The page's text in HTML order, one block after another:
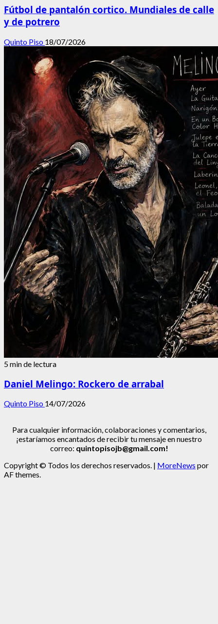
Fútbol de pantalón cortico. Mundiales de calle
y de potrero
Quinto Piso 18/07/2026
5 min de lectura
Daniel Melingo: Rockero de arrabal
Quinto Piso 14/07/2026
Para cualquier información, colaboraciones y comentarios,
¡estaríamos encantados de recibir tu mensaje en nuestro
correo: quintopisojb@gmail.com!
Copyright © Todos los derechos reservados. | MoreNews por
AF themes.